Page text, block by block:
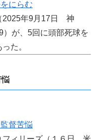
にらむ
年9月17日 神
が、5回に頭部死球を
た。
督苦悩